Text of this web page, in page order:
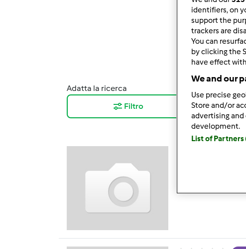
Adatta la ricerca
Filtro
10
identifiers, on
support the
trackers are
You can
by clicking the
have effect
We and our
Use precise
Store and/or
advertising
development.
List of